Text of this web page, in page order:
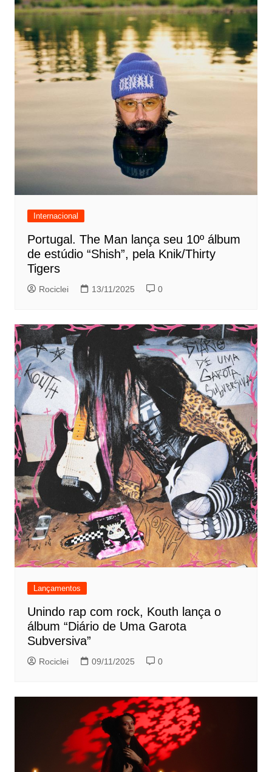
Internacional
Portugal. The Man lança seu 10º álbum
de estúdio “Shish”, pela Knik/Thirty
Tigers
Rociclei 13/11/2025 0
Lançamentos
Unindo rap com rock, Kouth lança o
álbum “Diário de Uma Garota
Subversiva”
Rociclei 09/11/2025 0